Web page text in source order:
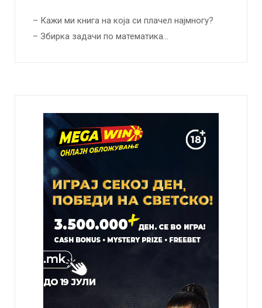
– Кажи ми книга на која си плачел најмногу?
– Збирка задачи по математика…